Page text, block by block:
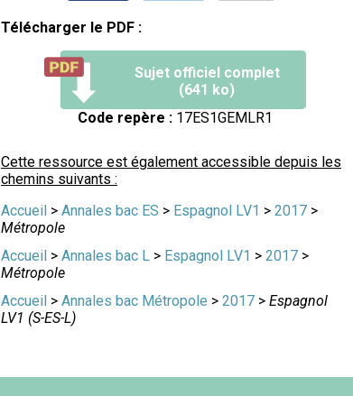
Télécharger le PDF :
Sujet officiel complet
(641 ko)
Code repère : 17ES1GEMLR1
Cette ressource est également accessible depuis les
chemins suivants :
Accueil > Annales bac ES > Espagnol LV1 > 2017 >
Métropole
Accueil > Annales bac L > Espagnol LV1 > 2017 >
Métropole
Accueil > Annales bac Métropole > 2017 > Espagnol
LV1 (S-ES-L)